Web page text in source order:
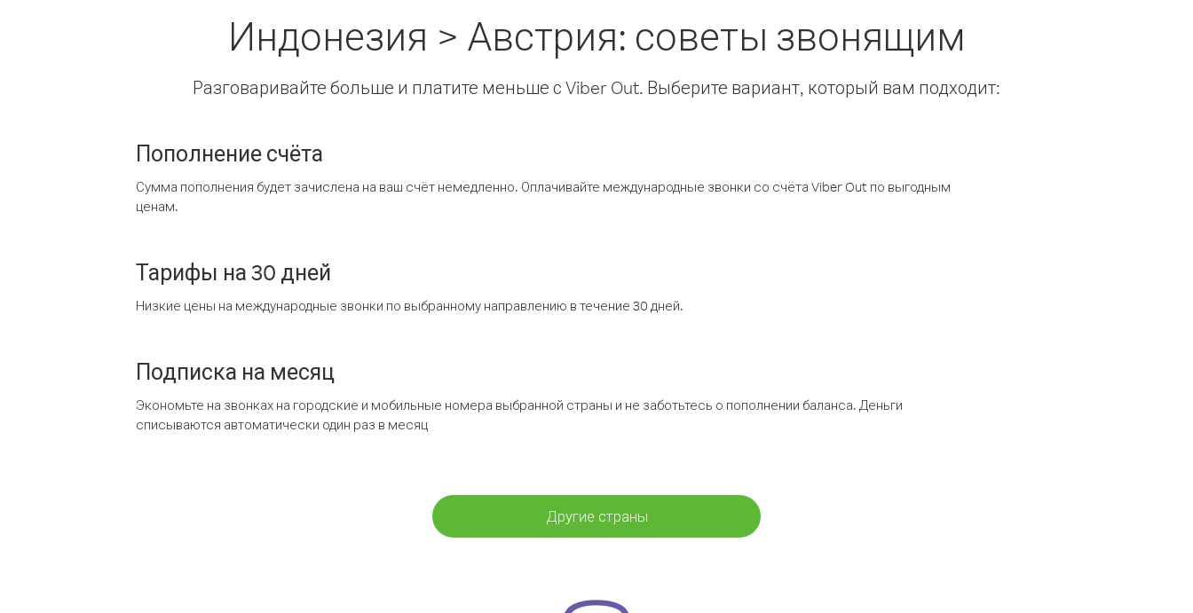
Индонезия > Австрия: советы звонящим
Разговаривайте больше и платите меньше с Viber Out. Выберите вариант, который вам подходит:
Пополнение счёта
Сумма пополнения будет зачислена на ваш счёт немедленно. Оплачивайте международные звонки со счёта Viber Out по выгодным
ценам.
Тарифы на 30 дней
Низкие цены на международные звонки по выбранному направлению в течение 30 дней.
Подписка на месяц
Экономьте на звонках на городские и мобильные номера выбранной страны и не заботьтесь о пополнении баланса. Деньги
списываются автоматически один раз в месяц
Другие страны